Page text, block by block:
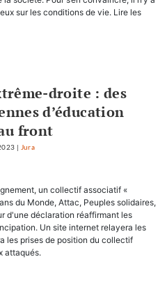
sur les conditions de vie. Lire les
droite : des
d’éducation
front
| Jura
un collectif associatif «
du Monde, Attac, Peuples solidaires,
d'une déclaration réaffirmant les
Un site internet relayera les
les prises de position du collectif
attaqués.